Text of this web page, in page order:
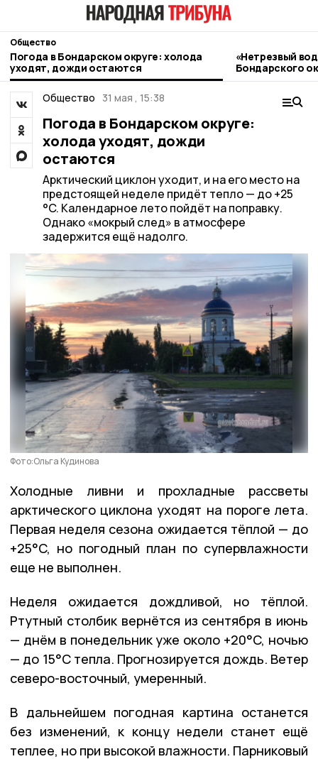
Общество
Погода в Бондарском округе: холода
уходят, дожди остаются
«Нетрезвый
Бондарского
контроль
Общество
31 мая , 15:38
Погода в Бондарском округе:
холода уходят, дожди
остаются
Арктический циклон уходит, и на его место на
предстоящей неделе придёт тепло — до +25
°C. Календарное лето пойдёт на поправку.
Однако «мокрый след» в атмосфере
задержится ещё надолго.
Фото:Ольга Кудинова
Холодные ливни и прохладные рассветы
арктического циклона уходят на пороге лета.
Первая неделя сезона ожидается тёплой — до
+25°C, но погодный план по супервлажности
еще не выполнен.
Неделя ожидается дождливой, но тёплой.
Ртутный столбик вернётся из сентября в июнь
— днём в понедельник уже около +20°C, ночью
— до 15°C тепла. Прогнозируется дождь. Ветер
северо-восточный, умеренный.
В дальнейшем погодная картина останется
без изменений, к концу недели станет ещё
теплее, но при высокой влажности. Парниковый